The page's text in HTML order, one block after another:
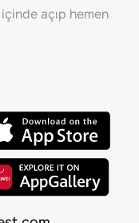
açıp hemen